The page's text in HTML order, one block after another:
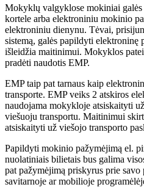
Mokyklų valgyklose mokiniai
kortele arba elektroniniu mokinio
elektroniniu dienynu. Tėvai,
sistemą, galės papildyti
išleidžia maitinimui. Mokyklos
pradėti naudotis EMP.
EMP taip pat tarnaus kaip
transporte. EMP veiks 2 atskiros
naudojama mokykloje atsiskaityti
viešuoju transportu. Maitinimui
atsiskaityti už viešojo transporto
Papildyti mokinio pažymėjimą el.
nuolatiniais bilietais bus galima
pat pažymėjimą priskyrus prie savo
savitarnoje ar mobilioje